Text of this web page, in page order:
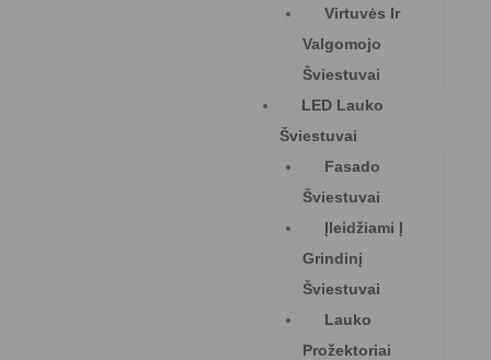
Virtuvės Ir
Valgomojo
Šviestuvai
LED Lauko
Šviestuvai
Fasado
Šviestuvai
Įleidžiami Į
Grindinį
Šviestuvai
Lauko
Prožektoriai